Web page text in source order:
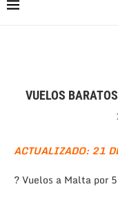
VUELOS
ACTUALIZADO: 21
? Vuelos a Malta por